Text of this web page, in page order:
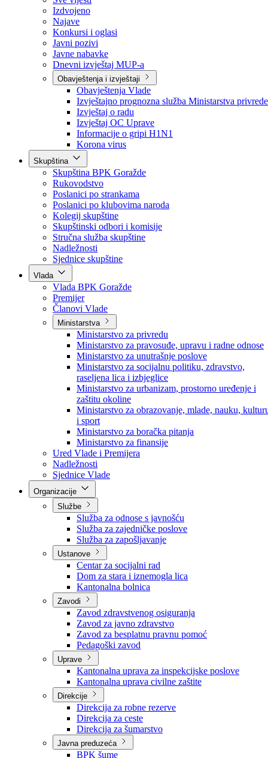
Aktuelno
Sve vijesti
Izdvojeno
Najave
Konkursi i oglasi
Javni pozivi
Javne nabavke
Dnevni izvještaj MUP-a
Obavještenja i izvještaji
Obavještenja Vlade
Izvještajno prognozna služba Ministarstva privrede
Izvještaj o radu
Izvještaj OC Uprave
Informacije o gripi H1N1
Korona virus
Skupština
Skupština BPK Goražde
Rukovodstvo
Poslanici po strankama
Poslanici po klubovima naroda
Kolegij skupštine
Skupštinski odbori i komisije
Stručna služba skupštine
Nadležnosti
Sjednice skupštine
Vlada
Vlada BPK Goražde
Premijer
Članovi Vlade
Ministarstva
Ministarstvo za privredu
Ministarstvo za pravosuđe, upravu i radne odnose
Ministarstvo za unutrašnje poslove
Ministarstvo za socijalnu politiku, zdravstvo,
raseljena lica i izbjeglice
Ministarstvo za urbanizam, prostorno uređenje i
zaštitu okoline
Ministarstvo za obrazovanje, mlade, nauku,
i sport
Ministarstvo za boračka pitanja
Ministarstvo za finansije
Ured Vlade i Premijera
Nadležnosti
Sjednice Vlade
Službe
Služba za odnose s javnošću
Služba za zajedničke poslove
Služba za zapošljavanje
Ustanove
Centar za socijalni rad
Dom za stara i iznemogla lica
Kantonalna bolnica
Zavodi
Zavod zdravstvenog osiguranja
Zavod za javno zdravstvo
Zavod za besplatnu pravnu pomoć
Pedagoški zavod
Uprave
Kantonalna uprava za inspekcijske poslove
Kantonalna uprava civilne zaštite
Direkcije
Direkcija za robne rezerve
Direkcija za ceste